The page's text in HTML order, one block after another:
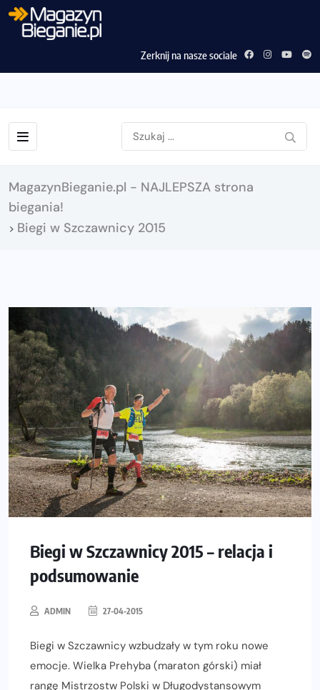
Zerknij na nasze sociale
MagazynBieganie.pl - NAJLEPSZA strona
biegania!
> Biegi w Szczawnicy 2015
Biegi w Szczawnicy 2015 – relacja i
podsumowanie
ADMIN 27-04-2015
Biegi w Szczawnicy wzbudzały w tym roku nowe
emocje. Wielka Prehyba (maraton górski) miał
rangę Mistrzostw Polski w Długodystansowym